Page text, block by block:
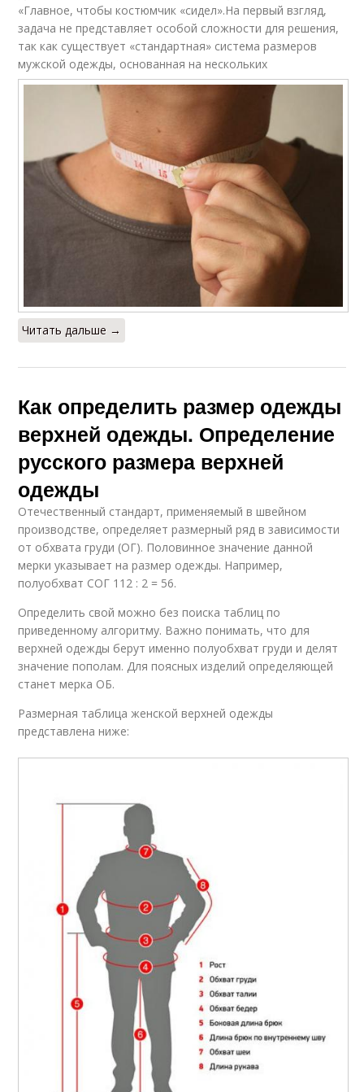
«Главное, чтобы костюмчик «сидел».На первый взгляд,
задача не представляет особой сложности для решения,
так как существует «стандартная» система размеров
мужской одежды, основанная на нескольких
Читать дальше →
Как определить размер одежды
верхней одежды. Определение
русского размера верхней
одежды
Отечественный стандарт, применяемый в швейном
производстве, определяет размерный ряд в зависимости
от обхвата груди (ОГ). Половинное значение данной
мерки указывает на размер одежды. Например,
полуобхват СОГ 112 : 2 = 56.
Определить свой можно без поиска таблиц по
приведенному алгоритму. Важно понимать, что для
верхней одежды берут именно полуобхват груди и делят
значение пополам. Для поясных изделий определяющей
станет мерка ОБ.
Размерная таблица женской верхней одежды
представлена ниже: